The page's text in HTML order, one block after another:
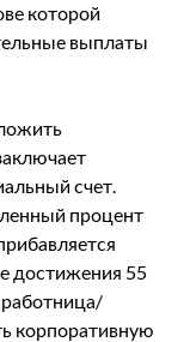
которой
выплаты
счет.
процент
достижения 55
корпоративную